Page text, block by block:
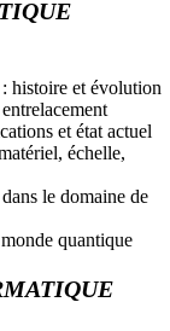
histoire et évolution
et état actuel
échelle,
le domaine de
quantique